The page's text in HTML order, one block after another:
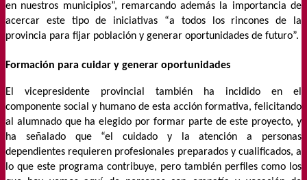
en nuestros municipios”, remarcando además la importancia de
acercar este tipo de iniciativas “a todos los rincones de la
provincia para fijar población y generar oportunidades de futuro”.
Formación para cuidar y generar oportunidades
El vicepresidente provincial también ha incidido en el
componente social y humano de esta acción formativa, felicitando
al alumnado que ha elegido por formar parte de este proyecto, y
ha señalado que “el cuidado y la atención a personas
dependientes requieren profesionales preparados y cualificados, a
lo que este programa contribuye, pero también perfiles como los